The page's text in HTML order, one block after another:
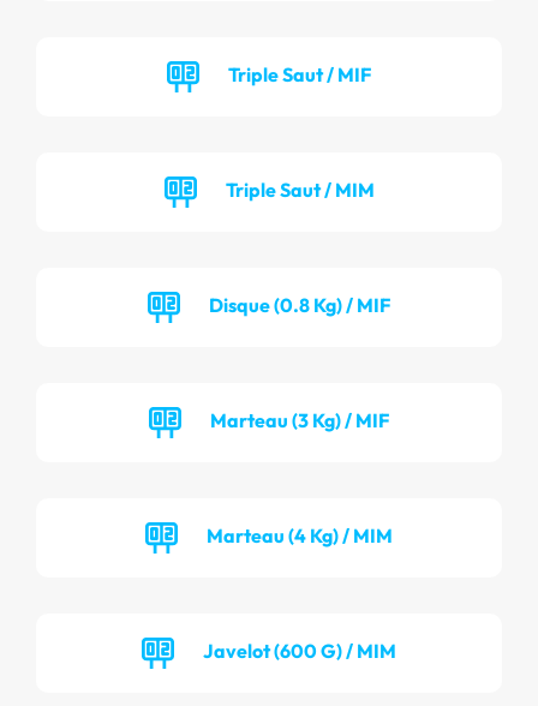
Triple Saut / MIF
Triple Saut / MIM
Disque (0.8 Kg) / MIF
Marteau (3 Kg) / MIF
Marteau (4 Kg) / MIM
Javelot (600 G) / MIM